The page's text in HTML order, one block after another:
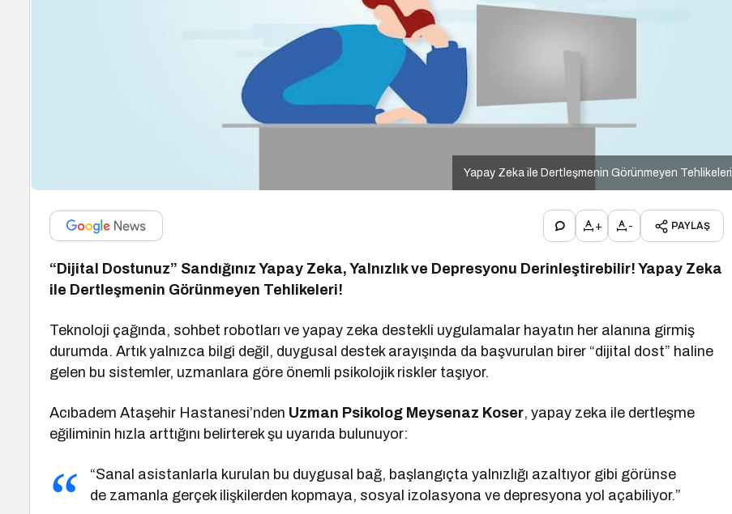
Yapay Zeka ile Dertleşmenin Görünmeyen Tehlikeleri
+ - PAYLAŞ
“Dijital Dostunuz” Sandığınız Yapay Zeka, Yalnızlık ve Depresyonu Derinleştirebilir! Yapay Zeka
ile Dertleşmenin Görünmeyen Tehlikeleri!
Teknoloji çağında, sohbet robotları ve yapay zeka destekli uygulamalar hayatın her alanına girmiş
durumda. Artık yalnızca bilgi değil, duygusal destek arayışında da başvurulan birer “dijital dost” haline
gelen bu sistemler, uzmanlara göre önemli psikolojik riskler taşıyor.
Acıbadem Ataşehir Hastanesi’nden Uzman Psikolog Meysenaz Koser, yapay zeka ile dertleşme
eğiliminin hızla arttığını belirterek şu uyarıda bulunuyor:
“Sanal asistanlarla kurulan bu duygusal bağ, başlangıçta yalnızlığı azaltıyor gibi görünse
de zamanla gerçek ilişkilerden kopmaya, sosyal izolasyona ve depresyona yol açabiliyor.”